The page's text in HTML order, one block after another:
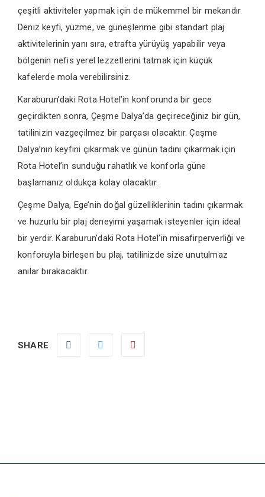
çeşitli aktiviteler yapmak için de mükemmel bir mekandır.
Deniz keyfi, yüzme, ve güneşlenme gibi standart plaj
aktivitelerinin yanı sıra, etrafta yürüyüş yapabilir veya
bölgenin nefis yerel lezzetlerini tatmak için küçük
kafelerde mola verebilirsiniz.
Karaburun’daki Rota Hotel’in konforunda bir gece
geçirdikten sonra, Çeşme Dalya’da geçireceğiniz bir gün,
tatilinizin vazgeçilmez bir parçası olacaktır. Çeşme
Dalya’nın keyfini çıkarmak ve günün tadını çıkarmak için
Rota Hotel’in sunduğu rahatlık ve konforla güne
başlamanız oldukça kolay olacaktır.
Çeşme Dalya, Ege’nin doğal güzelliklerinin tadını çıkarmak
ve huzurlu bir plaj deneyimi yaşamak isteyenler için ideal
bir yerdir. Karaburun’daki Rota Hotel’in misafirperverliği ve
konforuyla birleşen bu plaj, tatilinizde size unutulmaz
anılar bırakacaktır.
SHARE